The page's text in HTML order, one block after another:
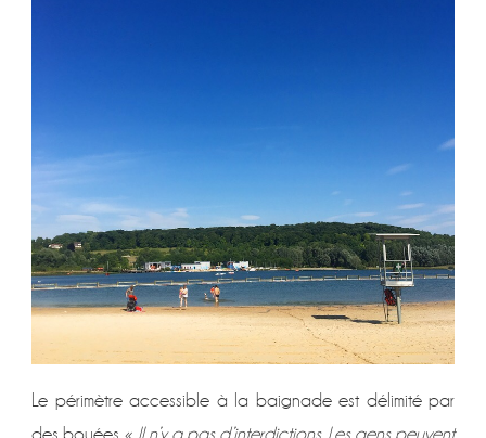
Le périmètre accessible à la baignade est délimité par